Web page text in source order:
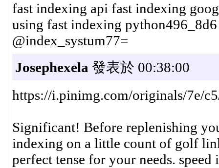
fast indexing api fast indexing
using fast indexing python496_8d6
@index_systum77=
Josephexela 發表於 00:38:00
https://i.pinimg.com/originals/7e/
Significant! Before replenishing
indexing on a little count of golf
perfect tense for your needs. speed